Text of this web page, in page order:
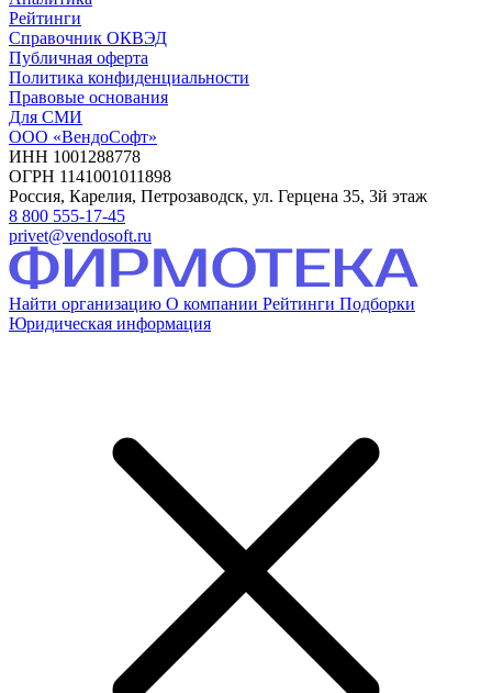
Рейтинги
Справочник ОКВЭД
Публичная оферта
Политика конфиденциальности
Правовые основания
Для СМИ
ООО «ВендоСофт»
ИНН 1001288778
ОГРН 1141001011898
Россия, Карелия, Петрозаводск, ул. Герцена 35, 3й этаж
8 800 555-17-45
privet@vendosoft.ru
Найти организацию О компании Рейтинги Подборки
Юридическая информация